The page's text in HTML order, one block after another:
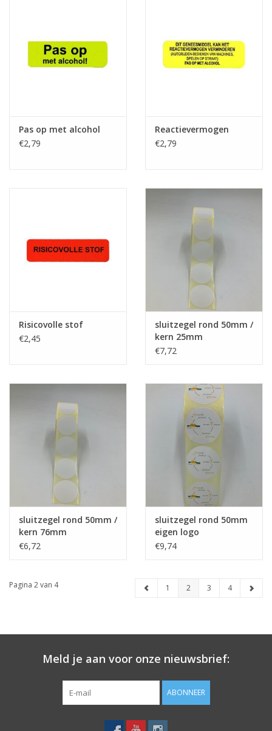
Pas op met alcohol
€2,79
Reactievermogen
€2,79
Risicovolle stof
€2,45
sluitzegel rond 50mm /
kern 25mm
€7,72
sluitzegel rond 50mm /
kern 76mm
€6,72
sluitzegel rond 50mm
eigen logo
€9,74
Pagina 2 van 4 1 2 3 4
Meld je aan voor onze nieuwsbrief:
ABONNEER